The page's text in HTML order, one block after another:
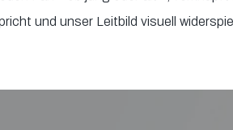
und unser Leitbild visuell